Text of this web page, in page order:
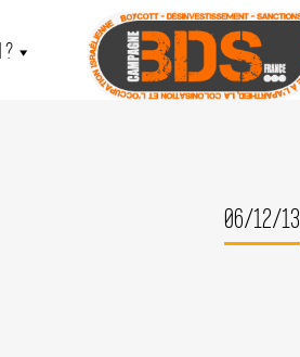
?
06/12/13